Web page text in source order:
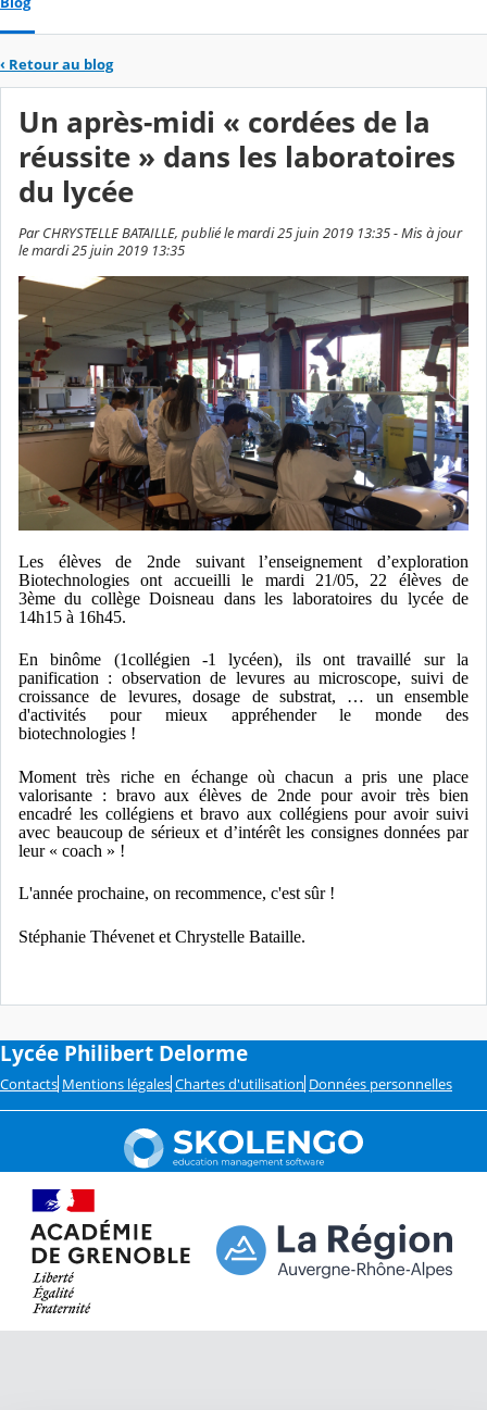
‹ Retour au blog
Un après-midi « cordées de la
réussite » dans les laboratoires
du lycée
Par CHRYSTELLE BATAILLE, publié le mardi 25 juin 2019 13:35 - Mis à jour
le mardi 25 juin 2019 13:35
Les élèves de 2nde suivant l’enseignement d’exploration
Biotechnologies ont accueilli le mardi 21/05, 22 élèves de
3ème du collège Doisneau dans les laboratoires du lycée de
14h15 à 16h45.
En binôme (1collégien -1 lycéen), ils ont travaillé sur la
panification : observation de levures au microscope, suivi de
croissance de levures, dosage de substrat, … un ensemble
d'activités pour mieux appréhender le monde des
biotechnologies !
Moment très riche en échange où chacun a pris une place
valorisante : bravo aux élèves de 2nde pour avoir très bien
encadré les collégiens et bravo aux collégiens pour avoir suivi
avec beaucoup de sérieux et d’intérêt les consignes données par
leur « coach » !
L'année prochaine, on recommence, c'est sûr !
Stéphanie Thévenet et Chrystelle Bataille.
Lycée Philibert Delorme
Contacts Mentions légales Chartes d'utilisation Données personnelles